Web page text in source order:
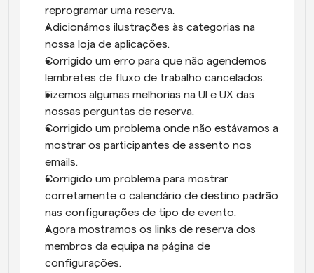
reprogramar uma reserva.
Adicionámos ilustrações às categorias na
nossa loja de aplicações.
Corrigido um erro para que não agendemos
lembretes de fluxo de trabalho cancelados.
Fizemos algumas melhorias na UI e UX das
nossas perguntas de reserva.
Corrigido um problema onde não estávamos a
mostrar os participantes de assento nos
emails.
Corrigido um problema para mostrar
corretamente o calendário de destino padrão
nas configurações de tipo de evento.
Agora mostramos os links de reserva dos
membros da equipa na página de
configurações.